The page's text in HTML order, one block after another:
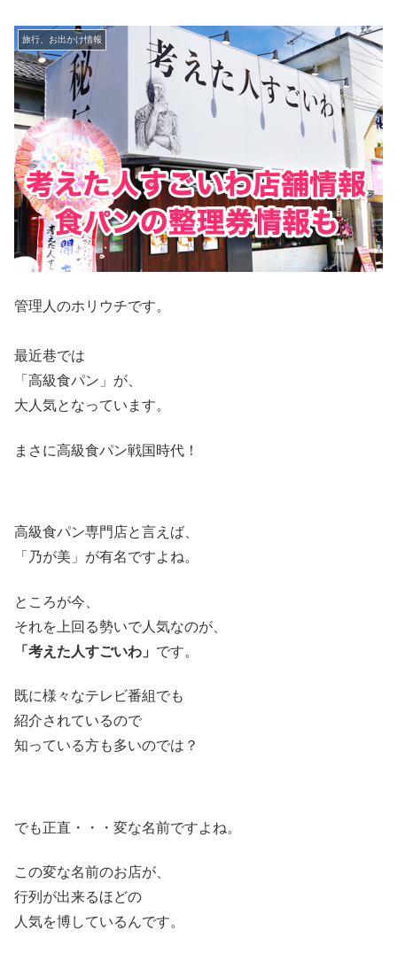
旅行、お出かけ情報
管理人のホリウチです。
最近巷では
「高級食パン」が、
大人気となっています。
まさに高級食パン戦国時代！
高級食パン専門店と言えば、
「乃が美」が有名ですよね。
ところが今、
それを上回る勢いで人気なのが、
「考えた人すごいわ」 です。
既に様々なテレビ番組でも
紹介されているので
知っている方も多いのでは？
でも正直・・・変な名前ですよね。
この変な名前のお店が、
行列が出来るほどの
人気を博しているんです。